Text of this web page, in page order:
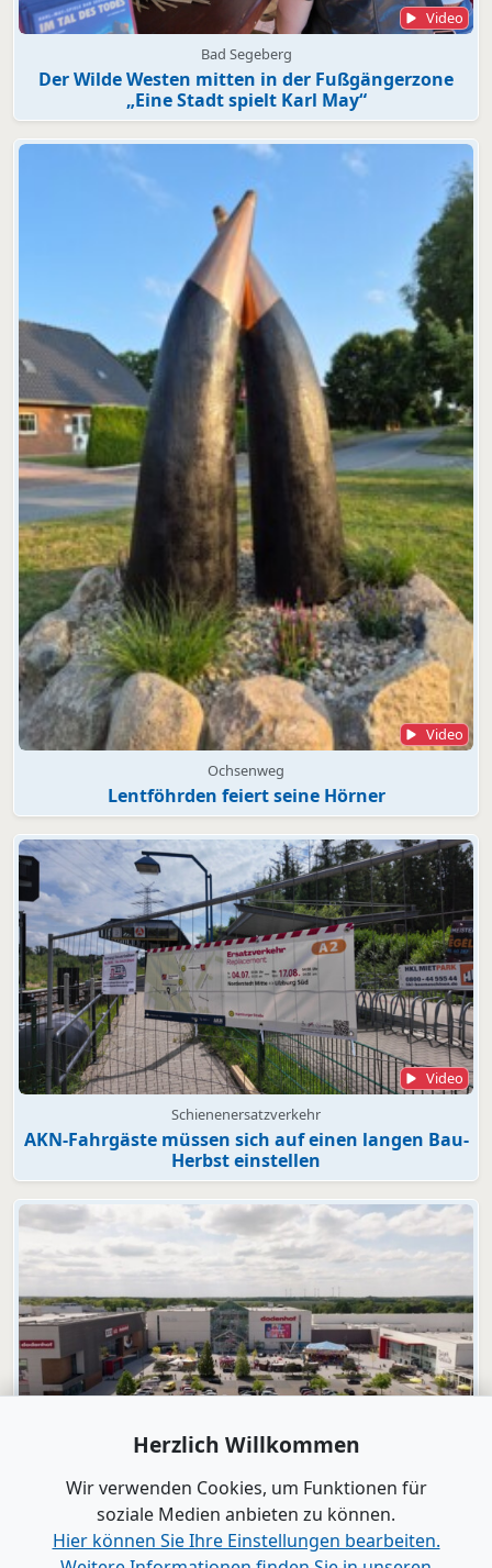
Video
Bad Segeberg
Der Wilde Westen mitten in der Fußgängerzone
„Eine Stadt spielt Karl May“
Video
Ochsenweg
Lentföhrden feiert seine Hörner
Video
Schienenersatzverkehr
AKN-Fahrgäste müssen sich auf einen langen Bau-
Herbst einstellen
dodenhof
dodenhof als Arbeitgeber in Kaltenkirchen
Herzlich Willkommen
Wir verwenden Cookies, um Funktionen für
soziale Medien anbieten zu können.
Hier können Sie Ihre Einstellungen bearbeiten.